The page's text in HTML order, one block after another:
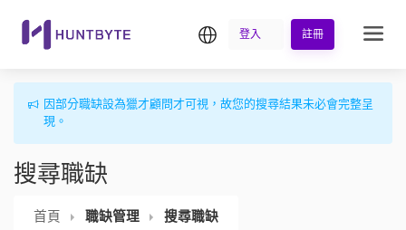
繁中登入 註冊
因部分職缺設為獵才顧問才可視，故您的搜尋結果未必會完整呈
現。
搜尋職缺
首頁 職缺管理 搜尋職缺